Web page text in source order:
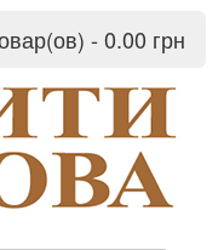
- 0.00 грн